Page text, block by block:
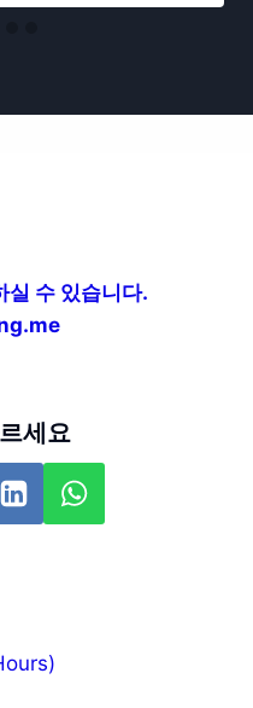
실 수 있습니다.
세요